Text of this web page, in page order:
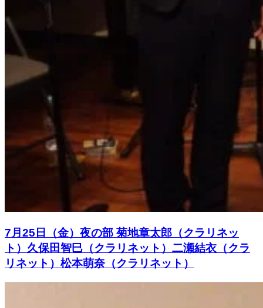
7月25日（金）夜の部 菊地章太郎（クラリネッ
ト）久保田智巳（クラリネット）二瀬結衣（クラ
リネット）松本萌奈（クラリネット）